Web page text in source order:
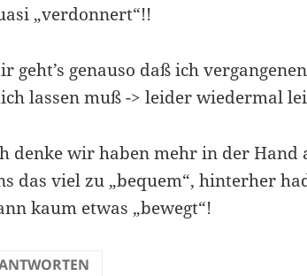
„verdonnert“!!
geht’s genauso daß ich
lassen muß -> leider wiedermal
denke wir haben mehr in der Hand
das viel zu „bequem“, hinterher
kaum etwas „bewegt“!